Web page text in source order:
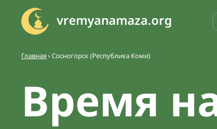
vremyanamaza.org
Главная›Сосногорск (Республика Коми)
Время